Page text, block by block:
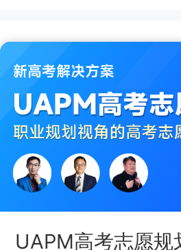
UAPM高考志愿规